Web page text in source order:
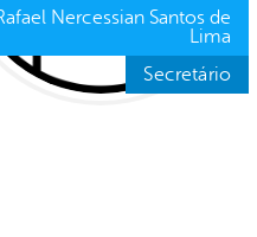
Nercessian Santos de
Lima
Secretário